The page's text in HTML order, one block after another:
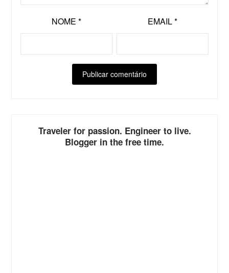
NOME * EMAIL*
Traveler for passion. Engineer to live.
Blogger in the free time.